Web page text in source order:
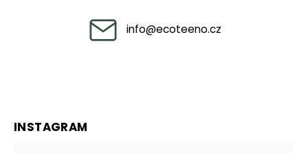
info@ecoteeno.cz
INSTAGRAM